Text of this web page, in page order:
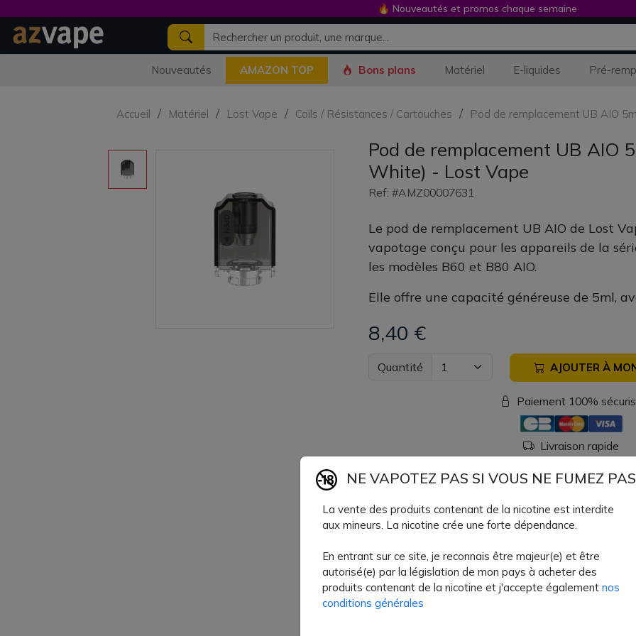
Nouveautés AMAZON TOP Bons plans Matériel E-liquides Pré-
Accueil Matériel Lost Vape Coils / Résistances / Cartouches Pod de remplacement UB AIO
Pod de remplacement UB AIO
White) - Lost Vape
Ref: #AMZ00007631
Le pod de remplacement UB AIO de Lost
vapotage conçu pour les appareils de la
les modèles B60 et B80 AIO.
Elle offre une capacité généreuse de 5ml,
8,40 €
Quantité AJOUTER À
Paiement 100%
Livraison rapide
Type de Remplissage
Par le bas
Type de résistance
🔥 Nouveautés et promos chaque semaine
NE VAPOTEZ PAS SI VOUS NE FUMEZ
La vente des produits contenant de la nicotine est interdite
aux mineurs. La nicotine crée une forte dépendance.
En entrant sur ce site, je reconnais être majeur(e) et être
autorisé(e) par la législation de mon pays à acheter des
produits contenant de la nicotine et j'accepte également nos
conditions générales